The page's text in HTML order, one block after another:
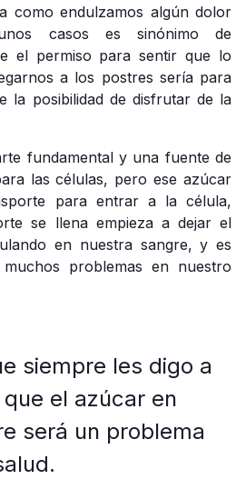
como endulzamos algún dolor
casos es sinónimo de
el permiso para sentir que lo
a los postres sería para
la posibilidad de disfrutar de la
fundamental y una fuente de
las células, pero ese azúcar
para entrar a la célula,
se llena empieza a dejar el
en nuestra sangre, y es
problemas en nuestro
siempre les digo a
el azúcar en
será un problema